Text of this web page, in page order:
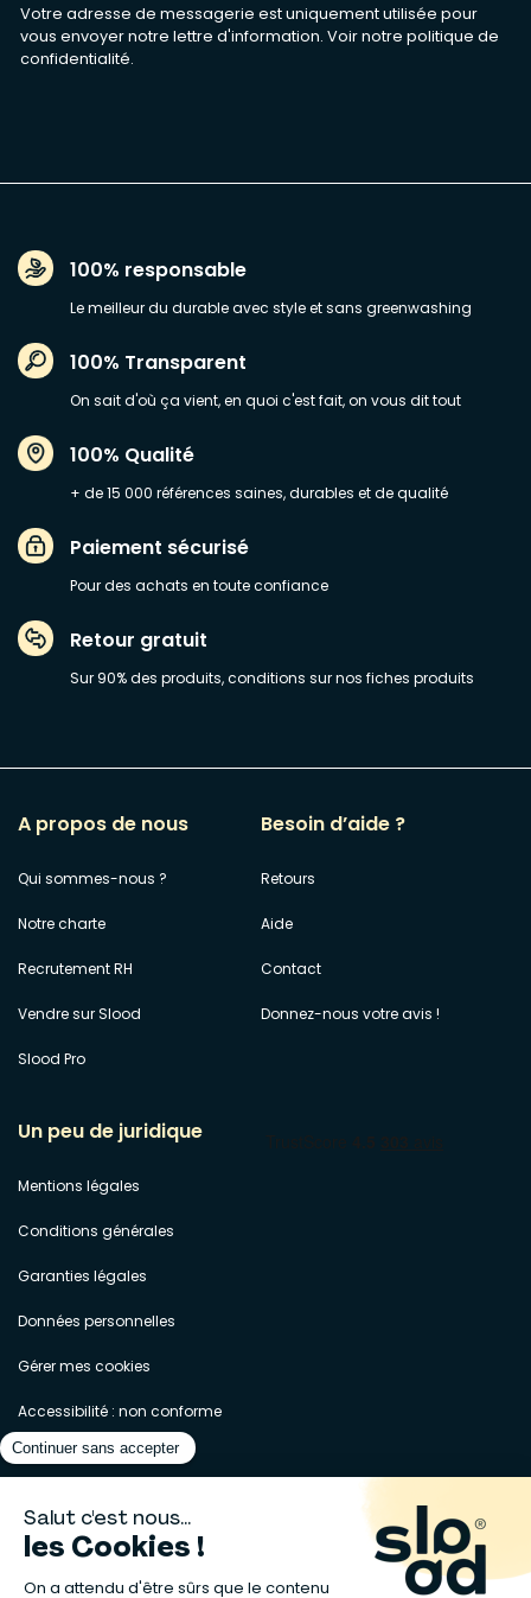
Votre adresse de messagerie est uniquement utilisée pour
vous envoyer notre lettre d'information. Voir notre politique de
confidentialité.
100% responsable
Le meilleur du durable avec style et sans greenwashing
100% Transparent
On sait d'où ça vient, en quoi c'est fait, on vous dit tout
100% Qualité
+ de 15 000 références saines, durables et de qualité
Paiement sécurisé
Pour des achats en toute confiance
Retour gratuit
Sur 90% des produits, conditions sur nos fiches produits
A propos de nous
Qui sommes-nous ?
Notre charte
Recrutement RH
Vendre sur Slood
Slood Pro
Besoin d’aide ?
Retours
Aide
Contact
Donnez-nous votre avis !
Un peu de juridique
Mentions légales
Conditions générales
Garanties légales
Données personnelles
Gérer mes cookies
Accessibilité : non conforme